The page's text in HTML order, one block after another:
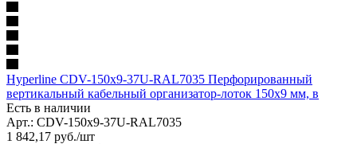
Hyperline CDV-150x9-37U-RAL7035 Перфорированный
вертикальный кабельный организатор-лоток 150х9 мм, в
Есть в наличии
Арт.: CDV-150x9-37U-RAL7035
1 842,17 руб./шт